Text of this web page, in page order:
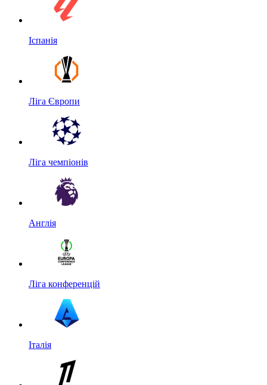
Іспанія
Ліга Європи
Ліга чемпіонів
Англія
Ліга конференцій
Італія